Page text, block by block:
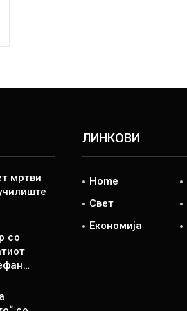
мртви
со
ЛИНКОВИ
Home
Свет
Економија